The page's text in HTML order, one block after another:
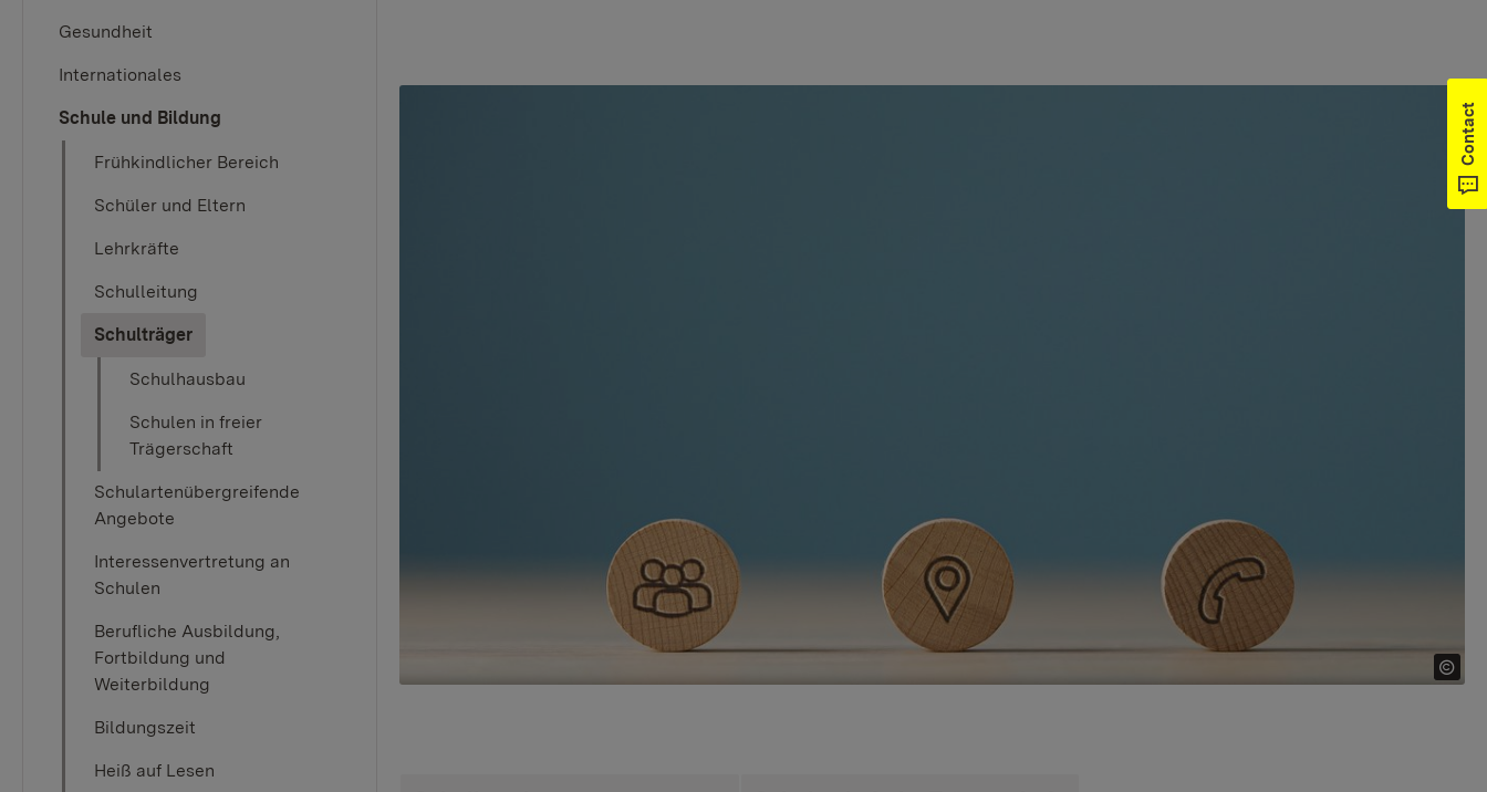
Gesundheit
Internationales
Schule und Bildung
Frühkindlicher Bereich
Schüler und Eltern
Lehrkräfte
Schulleitung
Schulträger(current)
Schulhausbau
Schulen in freier
Trägerschaft
Schulartenübergreifende
Angebote
Interessenvertretung an
Schulen
Berufliche Ausbildung,
Fortbildung und
Weiterbildung
Bildungszeit
Heiß auf Lesen
Contact